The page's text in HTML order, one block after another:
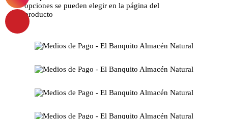
opciones se pueden elegir en la página del
producto